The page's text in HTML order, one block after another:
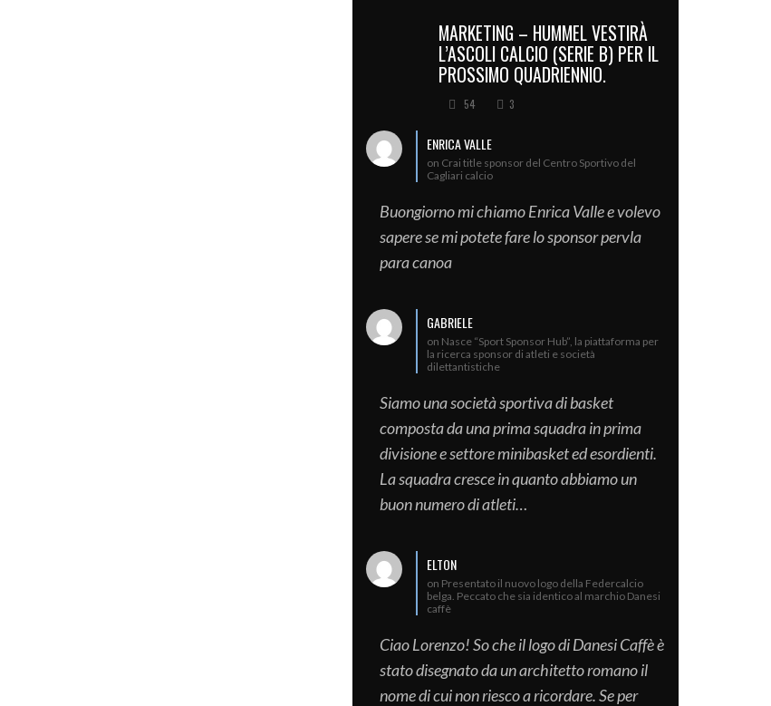
MARKETING – HUMMEL VESTIRÀ
L’ASCOLI CALCIO (SERIE B) PER IL
PROSSIMO QUADRIENNIO.
54 3
ENRICA VALLE
on Crai title sponsor del Centro Sportivo del
Cagliari calcio
Buongiorno mi chiamo Enrica Valle e volevo
sapere se mi potete fare lo sponsor pervla
para canoa
GABRIELE
on Nasce “Sport Sponsor Hub”, la piattaforma per
la ricerca sponsor di atleti e società
dilettantistiche
Siamo una società sportiva di basket
composta da una prima squadra in prima
divisione e settore minibasket ed esordienti.
La squadra cresce in quanto abbiamo un
buon numero di atleti…
ELTON
on Presentato il nuovo logo della Federcalcio
belga. Peccato che sia identico al marchio Danesi
caffè
Ciao Lorenzo! So che il logo di Danesi Caffè è
stato disegnato da un architetto romano il
nome di cui non riesco a ricordare. Se per